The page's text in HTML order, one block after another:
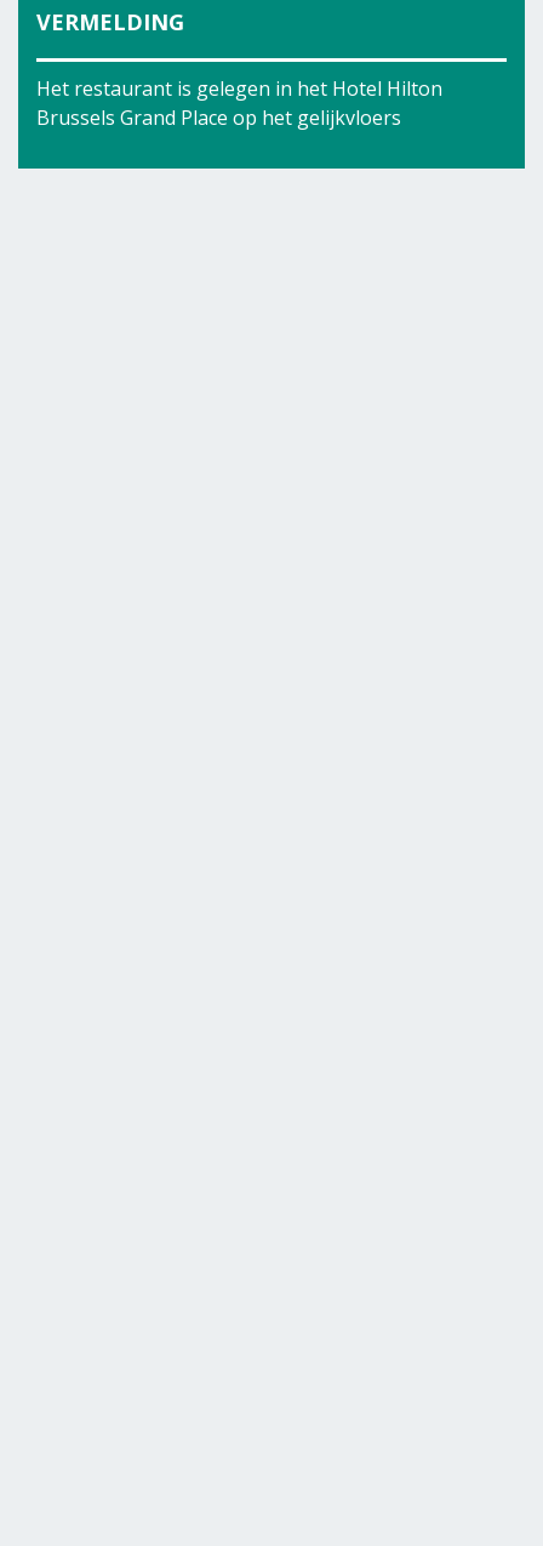
VERMELDING
Het restaurant is gelegen in het Hotel Hilton
Brussels Grand Place op het gelijkvloers